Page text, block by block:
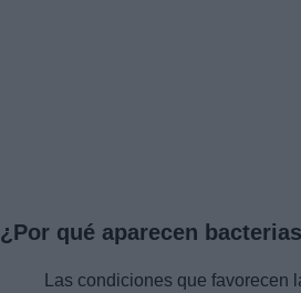
¿Por qué aparecen
Las condiciones que